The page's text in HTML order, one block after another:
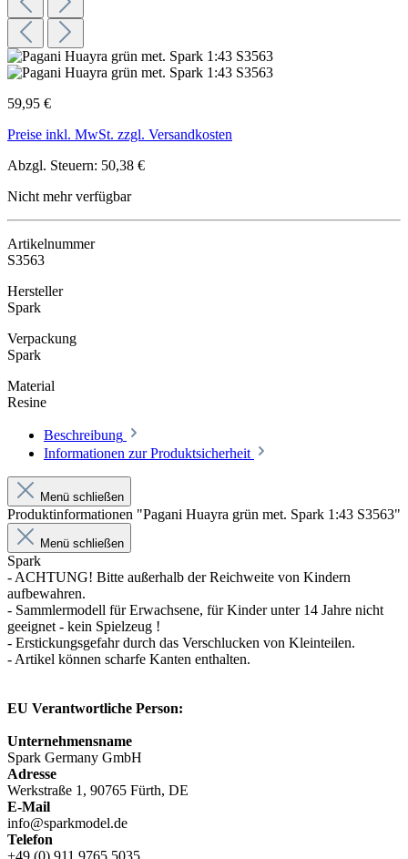
59,95 €
Preise inkl. MwSt. zzgl. Versandkosten
Abzgl. Steuern: 50,38 €
Nicht mehr verfügbar
Artikelnummer
S3563
Hersteller
Spark
Verpackung
Spark
Material
Resine
Beschreibung
Informationen zur Produktsicherheit
Menü schließen
Produktinformationen "Pagani Huayra grün met. Spark 1:43 S3563"
Menü schließen
Spark
- ACHTUNG! Bitte außerhalb der Reichweite von Kindern
aufbewahren.
- Sammlermodell für Erwachsene, für Kinder unter 14 Jahre nicht
geeignet - kein Spielzeug !
- Erstickungsgefahr durch das Verschlucken von Kleinteilen.
- Artikel können scharfe Kanten enthalten.
EU Verantwortliche Person:
Unternehmensname
Spark Germany GmbH
Adresse
Werkstraße 1, 90765 Fürth, DE
E-Mail
info@sparkmodel.de
Telefon
+49 (0) 911 9765 5035